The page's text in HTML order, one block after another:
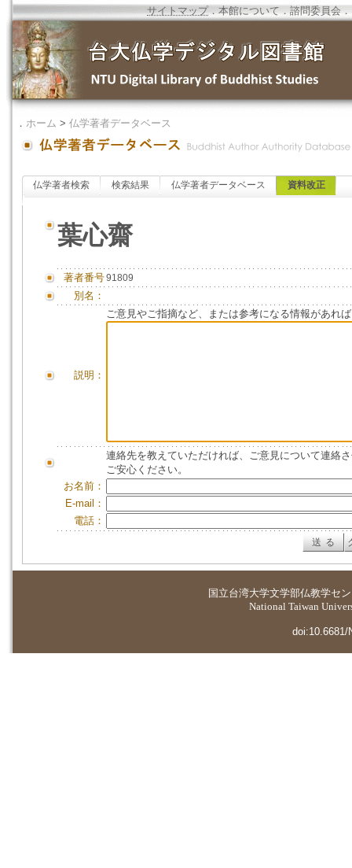
サイトマップ．本館について ．諮問委員会 ．
． ホーム > 仏学著者データベース
仏学著者検索 検索結果 仏学著者データベース 資料改正
葉心齋
著者番号91809
別名：
説明：
ご意見やご指摘など、または参考になる情報があれ
連絡先を教えていただければ、ご意見について連絡
ご安心ください。
お名前：
E-mail：
電話：
国立台湾大学文学部仏教学セ
National Taiwan
doi:10.6681/